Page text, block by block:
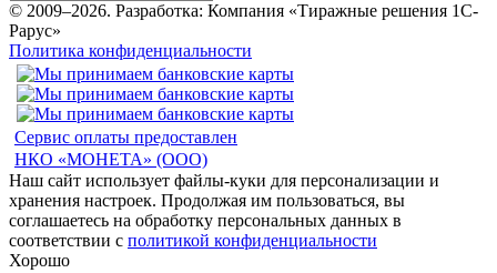
© 2009–2026. Разработка: Компания «Тиражные решения 1С-
Рарус»
Политика конфиденциальности
Сервис оплаты предоставлен
НКО «МОНЕТА» (ООО)
Наш сайт использует файлы-куки для персонализации и
хранения настроек. Продолжая им пользоваться, вы
соглашаетесь на обработку персональных данных в
соответствии с политикой конфиденциальности
Хорошо